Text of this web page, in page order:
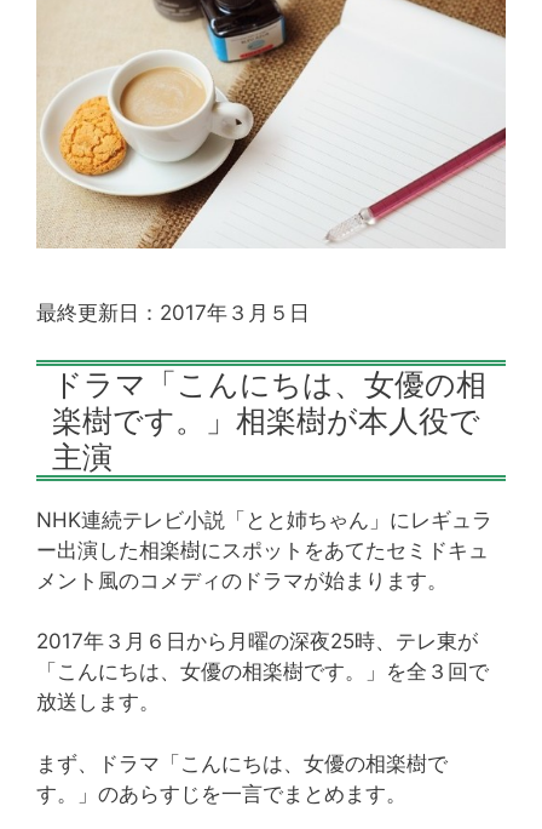
最終更新日：2017年３月５日
ドラマ「こんにちは、女優の相
楽樹です。」相楽樹が本人役で
主演
NHK連続テレビ小説「とと姉ちゃん」にレギュラ
ー出演した相楽樹にスポットをあてたセミドキュ
メント風のコメディのドラマが始まります。
2017年３月６日から月曜の深夜25時、テレ東が
「こんにちは、女優の相楽樹です。」を全３回で
放送します。
まず、ドラマ「こんにちは、女優の相楽樹で
す。」のあらすじを一言でまとめます。